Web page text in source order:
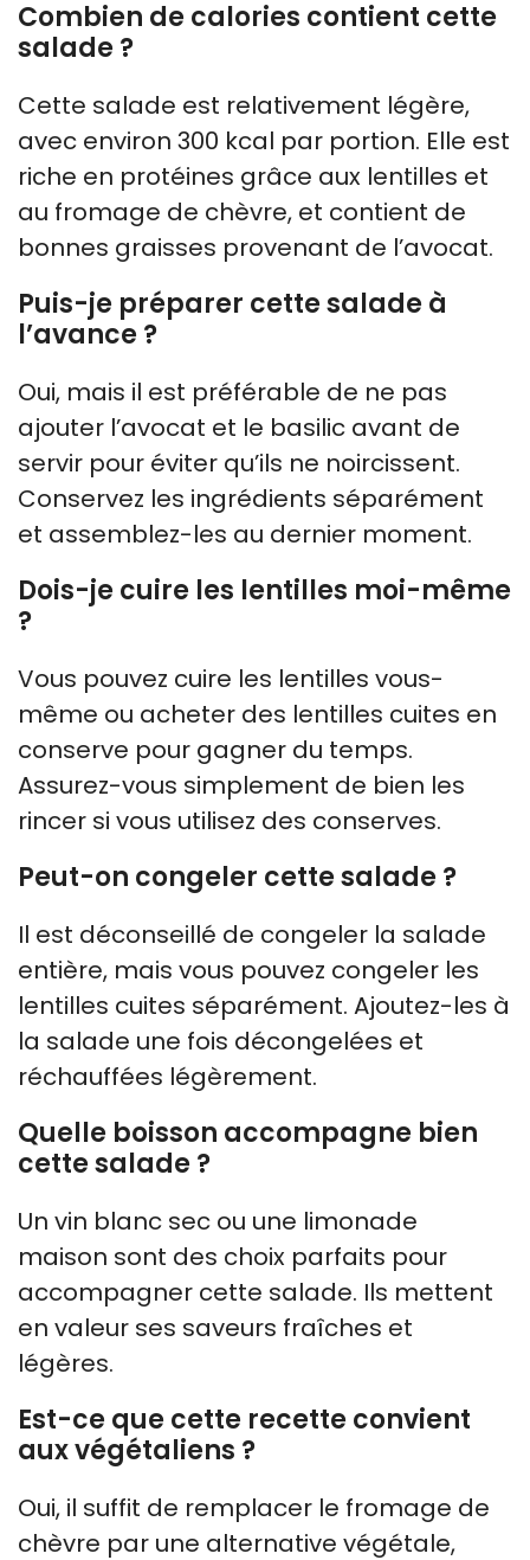
Combien de calories contient cette
salade ?
Cette salade est relativement légère,
avec environ 300 kcal par portion. Elle est
riche en protéines grâce aux lentilles et
au fromage de chèvre, et contient de
bonnes graisses provenant de l’avocat.
Puis-je préparer cette salade à
l’avance ?
Oui, mais il est préférable de ne pas
ajouter l’avocat et le basilic avant de
servir pour éviter qu’ils ne noircissent.
Conservez les ingrédients séparément
et assemblez-les au dernier moment.
Dois-je cuire les lentilles moi-même
?
Vous pouvez cuire les lentilles vous-
même ou acheter des lentilles cuites en
conserve pour gagner du temps.
Assurez-vous simplement de bien les
rincer si vous utilisez des conserves.
Peut-on congeler cette salade ?
Il est déconseillé de congeler la salade
entière, mais vous pouvez congeler les
lentilles cuites séparément. Ajoutez-les à
la salade une fois décongelées et
réchauffées légèrement.
Quelle boisson accompagne bien
cette salade ?
Un vin blanc sec ou une limonade
maison sont des choix parfaits pour
accompagner cette salade. Ils mettent
en valeur ses saveurs fraîches et
légères.
Est-ce que cette recette convient
aux végétaliens ?
Oui, il suffit de remplacer le fromage de
chèvre par une alternative végétale,